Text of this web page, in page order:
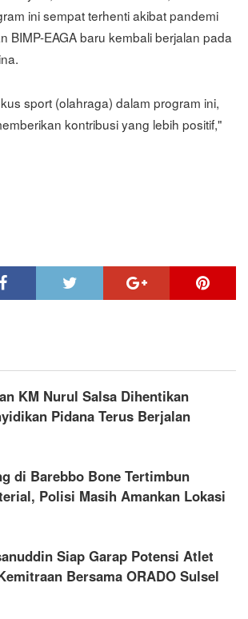
ini sempat terhenti akibat pandemi
BIMP-EAGA baru kembali berjalan pada
sport (olahraga) dalam program ini,
kontribusi yang lebih positif,"
KM Nurul Salsa Dihentikan
Pidana Terus Berjalan
di Barebbo Bone Tertimbun
Polisi Masih Amankan Lokasi
Siap Garap Potensi Atlet
Bersama ORADO Sulsel